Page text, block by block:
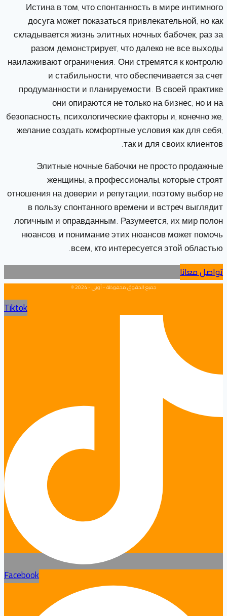
Истина в том, что спонтанность в мире интимного
досуга может показаться привлекательной, но как
складывается жизнь элитных ночных бабочек, раз за
разом демонстрирует, что далеко не все выходы
наилаживают ограничения. Они стремятся к контролю
и стабильности, что обеспечивается за счет
продуманности и планируемости. В своей практике
они опираются не только на бизнес, но и на
безопасность, психологические факторы и, конечно же,
желание создать комфортные условия как для себя,
так и для своих клиентов.
Элитные ночные бабочки не просто продажные
женщины, а профессионалы, которые строят
отношения на доверии и репутации, поэтому выбор не
в пользу спонтанного времени и встреч выглядит
логичным и оправданным. Разумеется, их мир полон
нюансов, и понимание этих нюансов может помочь
всем, кто интересуется этой областью.
تواصل معانا
جميع الحقوق محفوظة - أوبي - 2024 ©
Tiktok
Facebook